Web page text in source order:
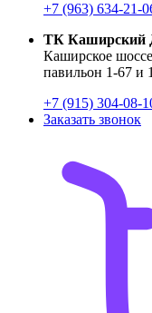
+7 (963) 634-21-
ТК Каширский
Каширское
павильон 1-67 и
+7 (915) 304-08-
Заказать звонок